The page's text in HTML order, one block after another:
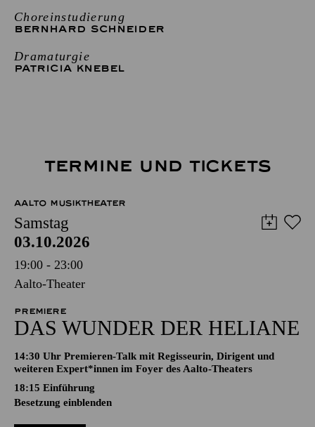
Choreinstudierung
BERNHARD SCHNEIDER
Dramaturgie
PATRICIA KNEBEL
TERMINE UND TICKETS
AALTO MUSIKTHEATER
Samstag
03.10.2026
19:00 - 23:00
Aalto-Theater
PREMIERE
DAS WUNDER DER HELIANE
14:30 Uhr Premieren-Talk mit Regisseurin, Dirigent und
weiteren Expert*innen im Foyer des Aalto-Theaters
18:15 Einführung
Besetzung einblenden